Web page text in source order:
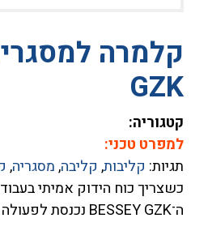
GZK
קטגוריה:
למפרט טכני:
תגיות: קליבות, קליבה,מסגריה,
כשצריך כוח הידוק אמיתי
ה־BESSEY GZK נכנסת לפעולה 🔩🔥